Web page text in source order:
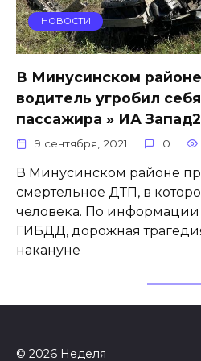
НОВОСТИ
В Минусинском
водитель угробил
пассажира » ИА
9 сентября, 2021 0
В Минусинском районе
смертельное ДТП, в
человека. По информации
ГИБДД, дорожная
накануне
© 2026 Неделя